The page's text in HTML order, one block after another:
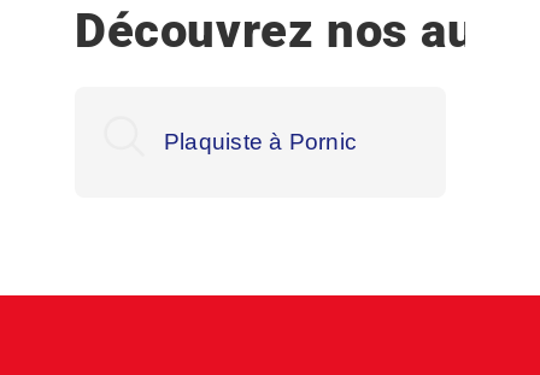
Découvrez nos
Plaquiste à Pornic